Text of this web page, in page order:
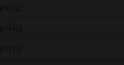
第117話
第114話
第111話